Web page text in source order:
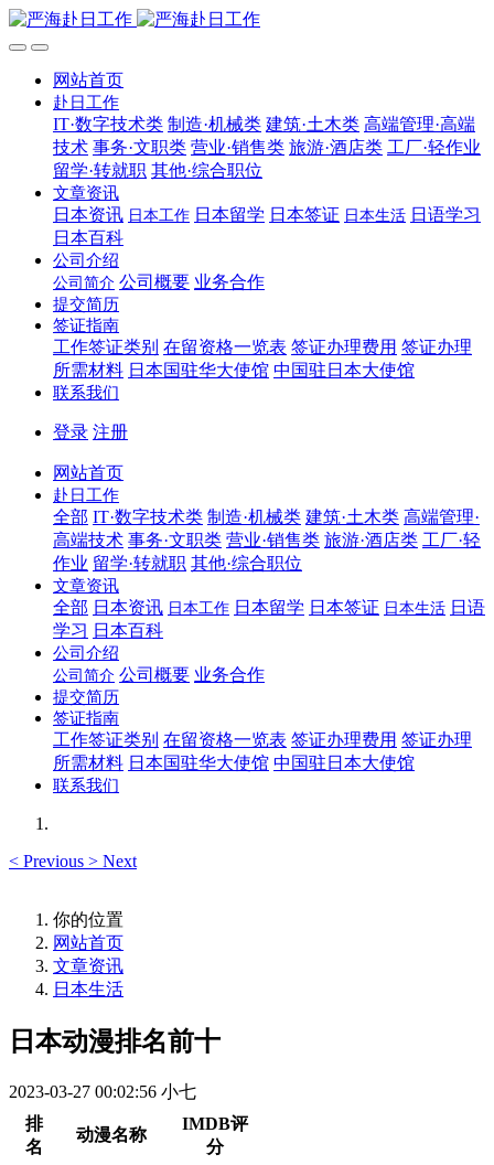
网站首页
赴日工作
IT·数字技术类 制造·机械类 建筑·土木类 高端管理·高端
技术 事务·文职类 营业·销售类 旅游·酒店类 工厂·轻作业
留学·转就职 其他·综合职位
文章资讯
日本资讯 日本工作 日本留学 日本签证 日本生活 日语学习
日本百科
公司介绍
公司简介 公司概要 业务合作
提交简历
签证指南
工作签证类别 在留资格一览表 签证办理费用 签证办理
所需材料 日本国驻华大使馆 中国驻日本大使馆
联系我们
登录 注册
网站首页
赴日工作
全部 IT·数字技术类 制造·机械类 建筑·土木类 高端管理·
高端技术 事务·文职类 营业·销售类 旅游·酒店类 工厂·轻
作业 留学·转就职 其他·综合职位
文章资讯
全部 日本资讯 日本工作 日本留学 日本签证 日本生活 日语
学习 日本百科
公司介绍
公司简介 公司概要 业务合作
提交简历
签证指南
工作签证类别 在留资格一览表 签证办理费用 签证办理
所需材料 日本国驻华大使馆 中国驻日本大使馆
联系我们
< Previous > Next
你的位置
网站首页
文章资讯
日本生活
日本动漫排名前十
2023-03-27 00:02:56 小七
排
名
动漫名称
IMDB评
分